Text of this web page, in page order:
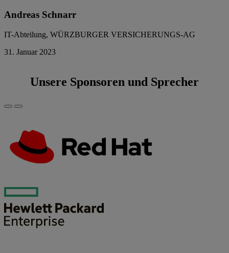
Andreas Schnarr
IT-Abteilung, WÜRZBURGER VERSICHERUNGS-AG
31. Januar 2023
Unsere Sponsoren und Sprecher